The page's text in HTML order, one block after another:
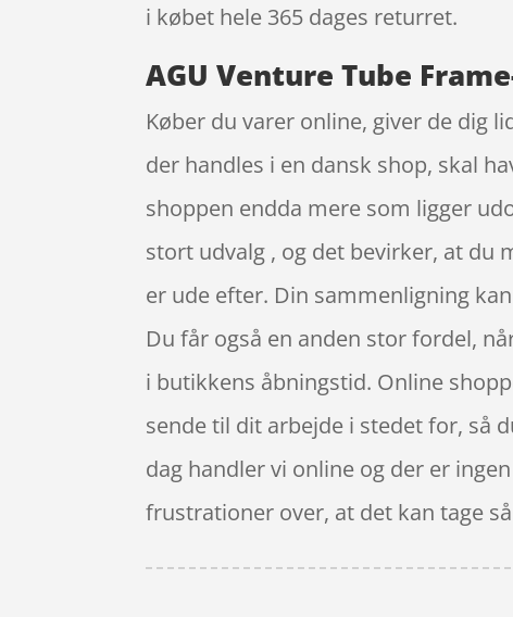
i købet hele 365 dages returret.
AGU Venture Tube
Køber du varer online, giver de dig
der handles i en dansk shop, skal
shoppen endda mere som ligger
stort udvalg , og det bevirker, at du
er ude efter. Din sammenligning
Du får også en anden stor fordel,
i butikkens åbningstid. Online
sende til dit arbejde i stedet for, så
dag handler vi online og der er
frustrationer over, at det kan tage